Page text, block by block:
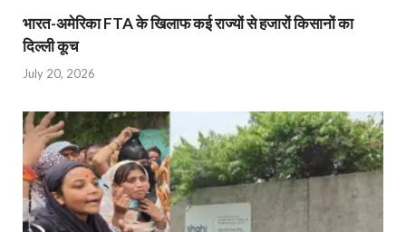
भारत-अमेरिका FTA के खिलाफ कई राज्यों से हजारों किसानों का
दिल्ली कूच
July 20, 2026